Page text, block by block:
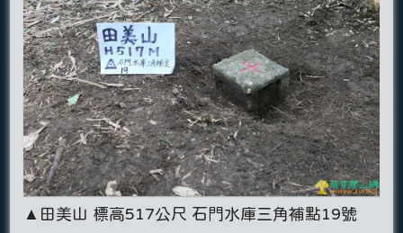
▲田美山 標高517公尺 石門水庫三角補點19號